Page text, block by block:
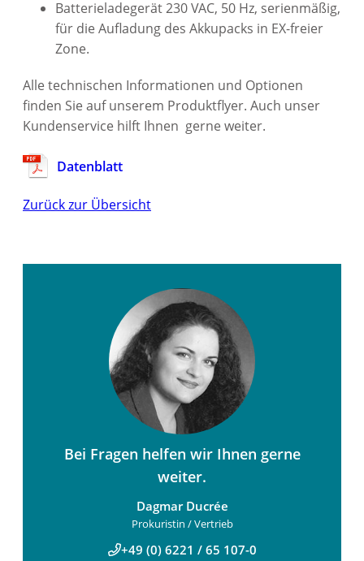
Batterieladegerät 230 VAC, 50 Hz, serienmäßig,
für die Aufladung des Akkupacks in EX-freier
Zone.
Alle technischen Informationen und Optionen
finden Sie auf unserem Produktflyer. Auch unser
Kundenservice hilft Ihnen gerne weiter.
Datenblatt
Zurück zur Übersicht
Bei Fragen helfen wir Ihnen gerne
weiter.
Dagmar Ducrée
Prokuristin / Vertrieb
+49 (0) 6221 / 65 107-0